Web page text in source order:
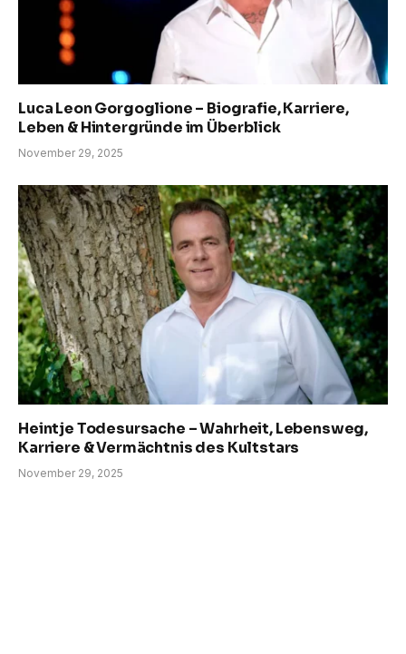
Luca Leon Gorgoglione – Biografie, Karriere,
Leben & Hintergründe im Überblick
November 29, 2025
Heintje Todesursache – Wahrheit, Lebensweg,
Karriere & Vermächtnis des Kultstars
November 29, 2025